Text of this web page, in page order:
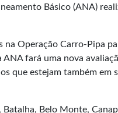
Básico (ANA)
Operação Carro-Pipa
fará uma nova
que estejam também em
Belo Monte,